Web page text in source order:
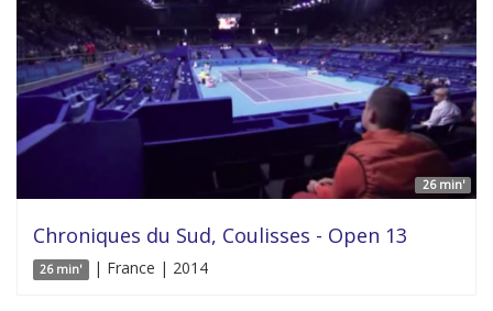
26 min'
Chroniques du Sud, Coulisses - Open 13
26 min' | France | 2014